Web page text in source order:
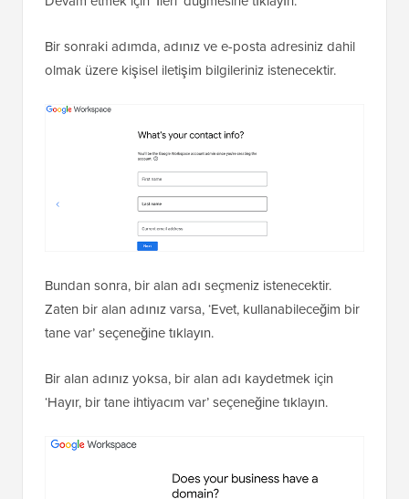
Bir sonraki adımda, adınız ve e-posta adresiniz dahil
olmak üzere kişisel iletişim bilgileriniz istenecektir.
Bundan sonra, bir alan adı seçmeniz istenecektir.
Zaten bir alan adınız varsa, ‘Evet, kullanabileceğim bir
tane var’ seçeneğine tıklayın.
Bir alan adınız yoksa, bir alan adı kaydetmek için
‘Hayır, bir tane ihtiyacım var’ seçeneğine tıklayın.